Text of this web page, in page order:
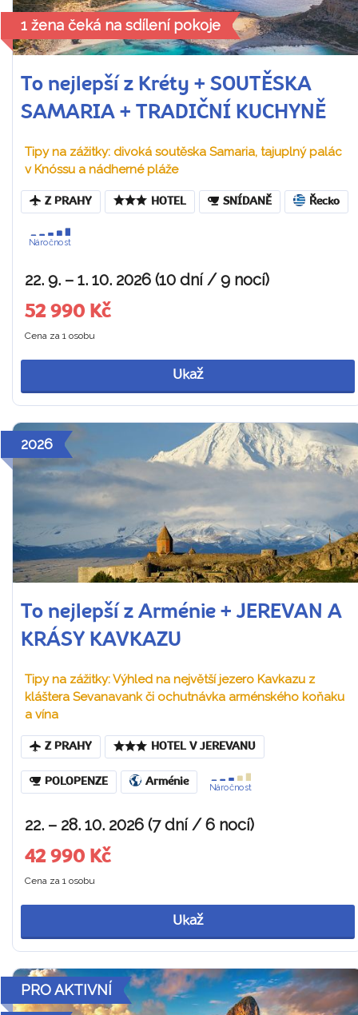
1 žena čeká na sdílení pokoje
To nejlepší z Kréty + SOUTĚSKA
SAMARIA + TRADIČNÍ KUCHYNĚ
Tipy na zážitky: divoká soutěska Samaria, tajuplný palác
v Knóssu a nádherné pláže
Z PRAHY HOTEL SNÍDANĚ Řecko
Náročnost
22. 9. – 1. 10. 2026 (10 dní / 9 nocí)
52 990 Kč
Cena za 1 osobu
Ukaž
2026
To nejlepší z Arménie + JEREVAN A
KRÁSY KAVKAZU
Tipy na zážitky: Výhled na největší jezero Kavkazu z
kláštera Sevanavank či ochutnávka arménského koňaku
a vína
Z PRAHY HOTEL V JEREVANU
POLOPENZE Arménie
Náročnost
22. – 28. 10. 2026 (7 dní / 6 nocí)
42 990 Kč
Cena za 1 osobu
Ukaž
PRO AKTIVNÍ